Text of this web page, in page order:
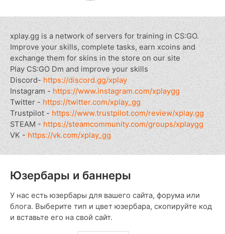
xplay.gg is a network of servers for training in CS:GO.
Improve your skills, complete tasks, earn xcoins and
exchange them for skins in the store on our site
Play CS:GO Dm and improve your skills
Discord-https://discord.gg/xplay
Instagram -https://www.instagram.com/xplaygg
Twitter -https://twitter.com/xplay_gg
Trustpilot -https://www.trustpilot.com/review/xplay.gg
STEAM -https://steamcommunity.com/groups/xplaygg
VK -https://vk.com/xplay_gg
Юзербары и баннеры
У нас есть юзербары для вашего сайта, форума или
блога. Выберите тип и цвет юзербара, скопируйте код
и вставьте его на свой сайт.